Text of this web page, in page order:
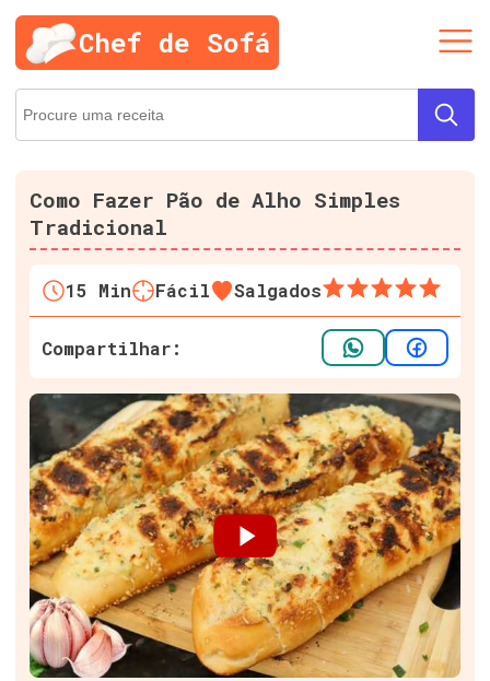
Chef de Sofá
Como Fazer Pão de Alho Simples
Tradicional
15 Min Fácil Salgados
Compartilhar: